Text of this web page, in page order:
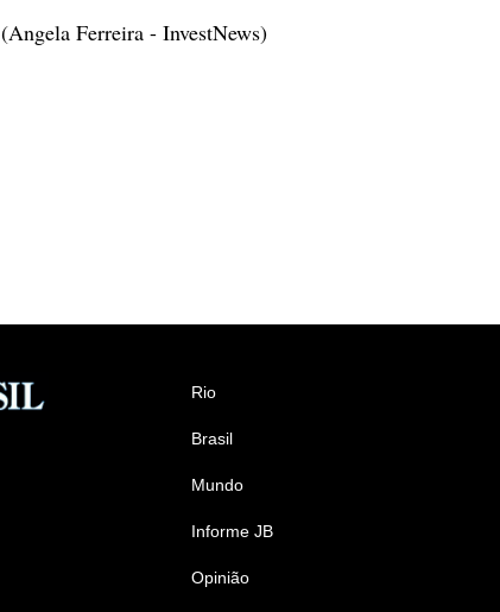
(Angela Ferreira - InvestNews)
Rio
Brasil
Mundo
Informe JB
Opinião